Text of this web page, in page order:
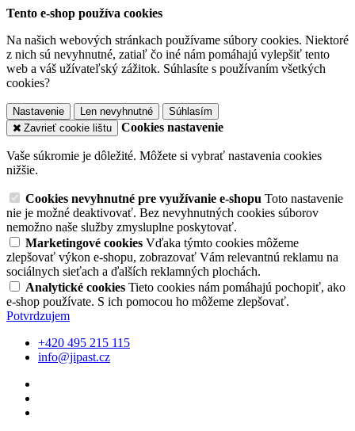
Tento e-shop používa cookies
Na našich webových stránkach používame súbory cookies. Niektoré
z nich sú nevyhnutné, zatiaľ čo iné nám pomáhajú vylepšiť tento
web a váš užívateľský zážitok. Súhlasíte s používaním všetkých
cookies?
Nastavenie Len nevyhnutné
Súhlasím
Zavrieť cookie lištu
Cookies nastavenie
Vaše súkromie je dôležité. Môžete si vybrať nastavenia cookies
nižšie.
Cookies nevyhnutné pre využívanie e-shopu Toto nastavenie
nie je možné deaktivovať. Bez nevyhnutných cookies súborov
nemožno naše služby zmysluplne poskytovať.
Marketingové cookies Vďaka týmto cookies môžeme
zlepšovať výkon e-shopu, zobrazovať Vám relevantnú reklamu na
sociálnych sieťach a ďalších reklamných plochách.
Analytické cookies Tieto cookies nám pomáhajú pochopiť, ako
e-shop používate. S ich pomocou ho môžeme zlepšovať.
Potvrdzujem
+420 495 215 115
info@jipast.cz